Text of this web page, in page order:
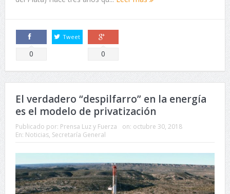
Comparte
0
Tweet
Comparte
0
El verdadero “despilfarro” en la energía
es el modelo de privatización
Publicado por: Prensa Luz y Fuerza on: octubre 30, 2018
En: Noticias, Secretaría General